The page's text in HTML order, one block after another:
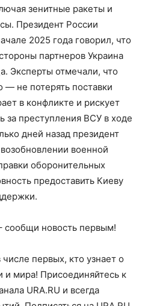
зенитные ракеты и
Президент России
2025 года говорил, что
партнеров Украина
Эксперты отмечали, что
— не потерять поставки
в конфликте и рискует
за преступления ВСУ в ходе
дней назад президент
военной
оборонительных
предоставить Киеву
сообщи новость первым!
первых, кто узнает о
и мира! Присоединяйтесь к
URA.RU и всегда